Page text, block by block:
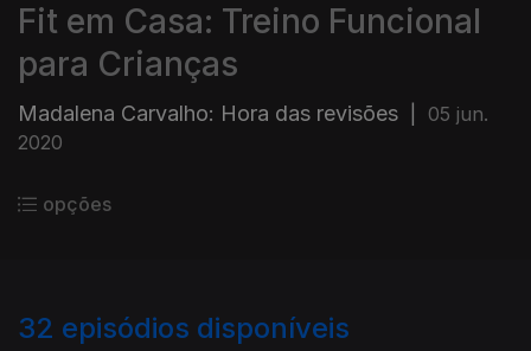
Fit em Casa: Treino Funcional
para Crianças
Madalena Carvalho: Hora das revisões
05 jun.
2020
opções
32 episódios disponíveis